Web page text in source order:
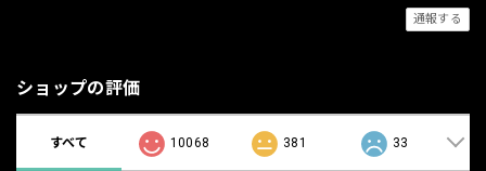
通報する
ショップの評価
すべて 10068 381 33